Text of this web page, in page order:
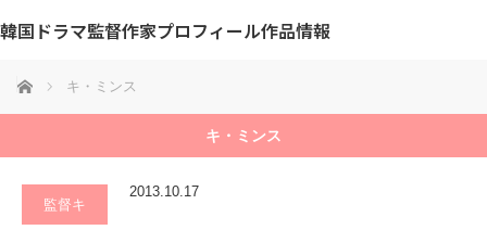
韓国ドラマ監督作家プロフィール作品情報
ホーム キ・ミンス
キ・ミンス
監督キ
2013.10.17